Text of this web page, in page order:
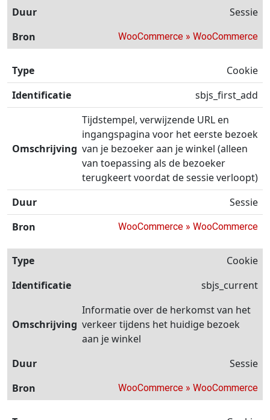
Sessie
WooCommerce » WooCommerce
Cookie
sbjs_first_add
Tijdstempel, verwijzende URL en
ingangspagina voor het eerste bezoek
van je bezoeker aan je winkel (alleen
van toepassing als de bezoeker
terugkeert voordat de sessie verloopt)
Sessie
WooCommerce » WooCommerce
Cookie
sbjs_current
Informatie over de herkomst van het
verkeer tijdens het huidige bezoek
aan je winkel
Sessie
WooCommerce » WooCommerce